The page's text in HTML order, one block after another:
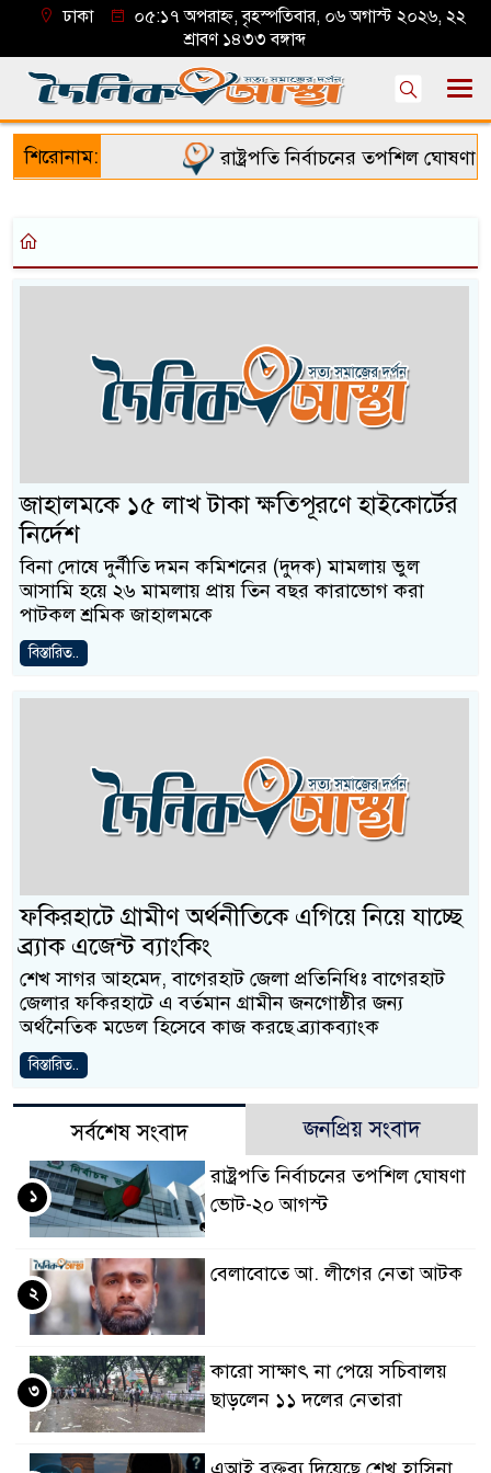
ঢাকা
০৫:১৭ অপরাহ্ন, বৃহস্পতিবার, ০৬ অগাস্ট ২০২৬, ২২
শ্রাবণ ১৪৩৩ বঙ্গাব্দ
শিরোনাম: রাষ্ট্রপতি নির্বাচনের তপশিল ঘোষণা
জাহালমকে ১৫ লাখ টাকা ক্ষতিপূরণে হাইকোর্টের
নির্দেশ
বিনা দোষে দুর্নীতি দমন কমিশনের (দুদক) মামলায় ভুল
আসামি হয়ে ২৬ মামলায় প্রায় তিন বছর কারাভোগ করা
পাটকল শ্রমিক জাহালমকে
বিস্তারিত..
ফকিরহাটে গ্রামীণ অর্থনীতিকে এগিয়ে নিয়ে যাচ্ছে
ব্র্যাক এজেন্ট ব্যাংকিং
শেখ সাগর আহমেদ, বাগেরহাট জেলা প্রতিনিধিঃ বাগেরহাট
জেলার ফকিরহাটে এ বর্তমান গ্রামীন জনগোষ্ঠীর জন্য
অর্থনৈতিক মডেল হিসেবে কাজ করছে ব্র্যাকব্যাংক
বিস্তারিত..
সর্বশেষ সংবাদ জনপ্রিয় সংবাদ
রাষ্ট্রপতি নির্বাচনের তপশিল ঘোষণা
ভোট-২০ আগস্ট
১
বেলাবোতে আ. লীগের নেতা আটক
২
কারো সাক্ষাৎ না পেয়ে সচিবালয়
ছাড়লেন ১১ দলের নেতারা
৩